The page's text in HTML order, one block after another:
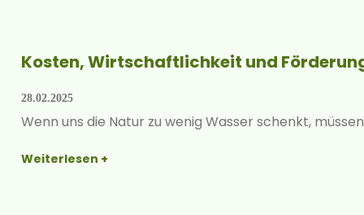
Kosten, Wirtschaft­lichkeit und
28.02.2025
Wenn uns die Natur zu wenig Wasser schenkt,
Weiterlesen +